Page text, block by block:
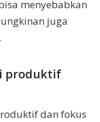
menyebabkan
juga
produktif
dan fokus